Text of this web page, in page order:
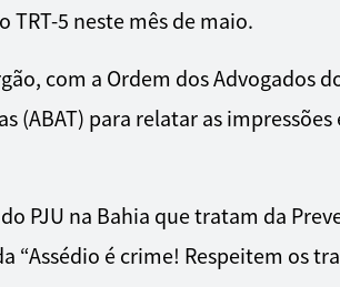
TRT-5 neste mês de maio.
com a Ordem dos Advogados
(ABAT) para relatar as
PJU na Bahia que tratam da
é crime! Respeitem os